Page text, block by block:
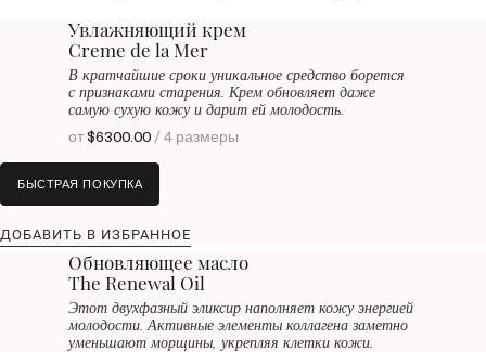
Увлажняющий крем
Creme de la Mer
В кратчайшие сроки уникальное средство борется
с признаками старения. Крем обновляет даже
самую сухую кожу и дарит ей молодость.
от$6300.00/ 4 размеры
БЫСТРАЯ ПОКУПКА
ДОБАВИТЬ В ИЗБРАННОЕ
Обновляющее масло
The Renewal Oil
Этот двухфазный эликсир наполняет кожу энергией
молодости. Активные элементы коллагена заметно
уменьшают морщины, укрепляя клетки кожи.